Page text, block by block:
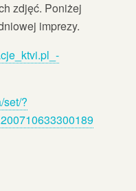
zdjęć. Poniżej
imprezy.
set/?